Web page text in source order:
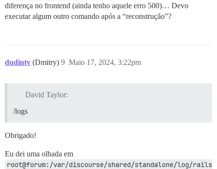
diferença no frontend (ainda tenho aquele erro 500)… Devo
executar algum outro comando após a “reconstrução”?
dudintv (Dmitry) Maio 17, 2024, 3:22pm
9
David Taylor:
/logs
Obrigado!
Eu dei uma olhada em
root@forum:/var/discourse/shared/standalone/log/rails